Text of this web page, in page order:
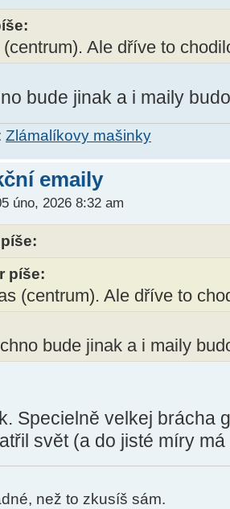
Ale dříve to
bude jinak a i maily
Zlámalíkovy mašinky
emaily
úno, 2026 8:32 am
píše:
(centrum). Ale dříve to
bude jinak a i maily
Specielně velkej brácha
svět (a do jisté míry
než to zkusíš sám.